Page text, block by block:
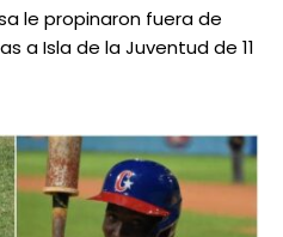
le propinaron fuera de
a Isla de la Juventud de 11